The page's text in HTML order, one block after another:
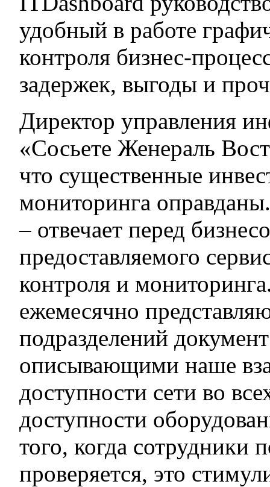
удобный в работе
контроля бизнес-
задержек, выгоды и
Директор управления
«Сосьете Женераль
что существенные
мониторинга
– отвечает перед
предоставляемого
контроля и
ежемесячно
подразделений
описывающими наше
доступности сети во
доступности
того, когда сотрудники
проверяется, это